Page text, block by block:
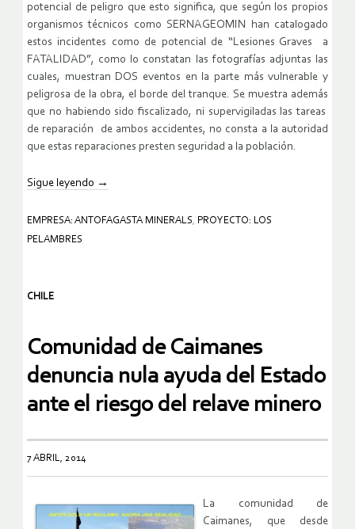
potencial de peligro que esto significa, que según los propios
organismos técnicos como SERNAGEOMIN han catalogado
estos incidentes como de potencial de “Lesiones Graves a
FATALIDAD”, como lo constatan las fotografías adjuntas las
cuales, muestran DOS eventos en la parte más vulnerable y
peligrosa de la obra, el borde del tranque. Se muestra además
que no habiendo sido fiscalizado, ni supervigiladas las tareas
de reparación de ambos accidentes, no consta a la autoridad
que estas reparaciones presten seguridad a la población.
Sigue leyendo →
EMPRESA: ANTOFAGASTA MINERALS, PROYECTO: LOS
PELAMBRES
CHILE
Comunidad de Caimanes
denuncia nula ayuda del Estado
ante el riesgo del relave minero
7 ABRIL, 2014
La comunidad de
Caimanes, que desde